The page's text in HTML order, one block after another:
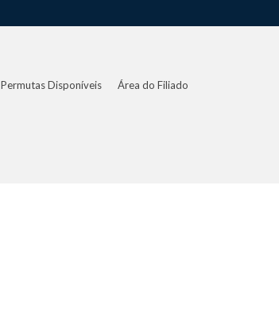
Permutas Disponíveis Área do Filiado